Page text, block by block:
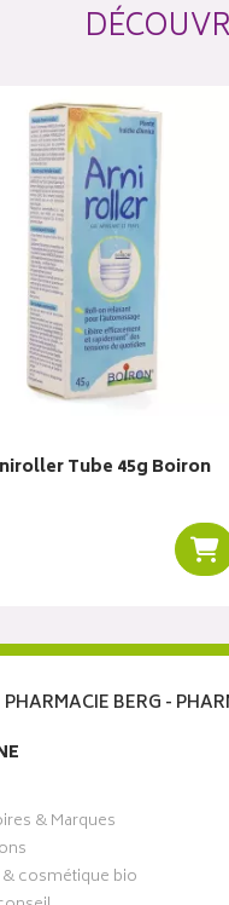
Tube 45g Boiron
PHARMACIE BERG -
& Marques
cosmétique bio